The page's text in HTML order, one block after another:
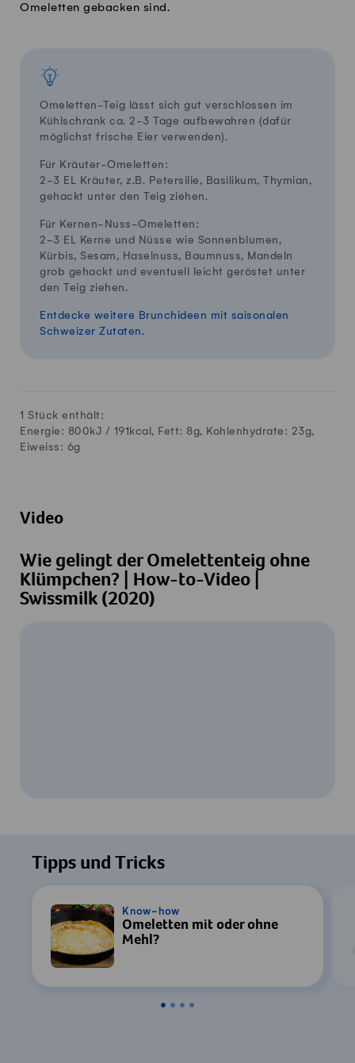
Omeletten gebacken sind.
Omeletten-Teig lässt sich gut verschlossen im
Kühlschrank ca. 2-3 Tage aufbewahren (dafür
möglichst frische Eier verwenden).
Für Kräuter-Omeletten:
2-3 EL Kräuter, z.B. Petersilie, Basilikum, Thymian,
gehackt unter den Teig ziehen.
Für Kernen-Nuss-Omeletten:
2-3 EL Kerne und Nüsse wie Sonnenblumen,
Kürbis, Sesam, Haselnuss, Baumnuss, Mandeln
grob gehackt und eventuell leicht geröstet unter
den Teig ziehen.
Entdecke weitere Brunchideen mit saisonalen
Schweizer Zutaten.
1 Stück enthält:
Energie: 800kJ / 191 kcal, Fett: 8g, Kohlenhydrate: 23g,
Eiweiss: 6g
Video
Wie gelingt der Omelettenteig ohne
Klümpchen? | How-to-Video |
Swissmilk (2020)
Ihre Zustimmung zur Datenverarbeitung
durch YouTube erforderlich. Details finden
Einstellungen
Tipps und Tricks
Know-how
Omeletten mit oder ohne
Mehl?